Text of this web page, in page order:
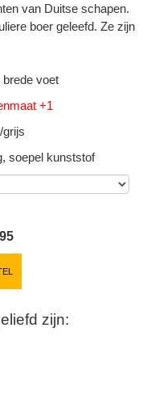
van Duitse schapen.
boer geleefd. Ze zijn
brede voet
+1
grijs
soepel kunststof
zijn: